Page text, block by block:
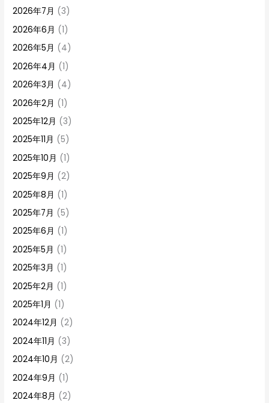
2026年7月 (3)
2026年6月 (1)
2026年5月 (4)
2026年4月 (1)
2026年3月 (4)
2026年2月 (1)
2025年12月 (3)
2025年11月 (5)
2025年10月 (1)
2025年9月 (2)
2025年8月 (1)
2025年7月 (5)
2025年6月 (1)
2025年5月 (1)
2025年3月 (1)
2025年2月 (1)
2025年1月 (1)
2024年12月 (2)
2024年11月 (3)
2024年10月 (2)
2024年9月 (1)
2024年8月 (2)